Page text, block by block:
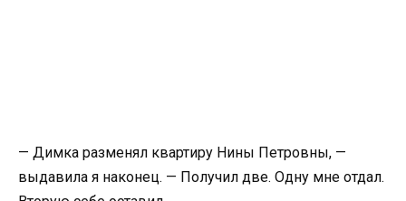
— Димка разменял квартиру Нины Петровны, —
выдавила я наконец. — Получил две. Одну мне отдал.